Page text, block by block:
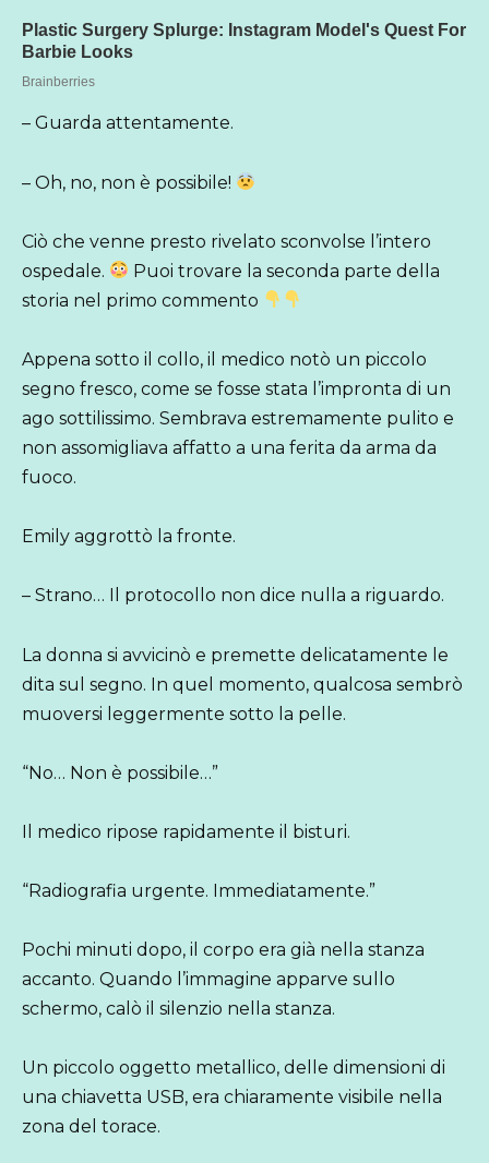
– Guarda attentamente.
– Oh, no, non è possibile!
Ciò che venne presto rivelato sconvolse l’intero
ospedale.
Puoi trovare la seconda parte della
storia nel primo commento
Appena sotto il collo, il medico notò un piccolo
segno fresco, come se fosse stata l’impronta di un
ago sottilissimo. Sembrava estremamente pulito e
non assomigliava affatto a una ferita da arma da
fuoco.
Emily aggrottò la fronte.
– Strano… Il protocollo non dice nulla a riguardo.
La donna si avvicinò e premette delicatamente le
dita sul segno. In quel momento, qualcosa sembrò
muoversi leggermente sotto la pelle.
“No… Non è possibile…”
Il medico ripose rapidamente il bisturi.
“Radiografia urgente. Immediatamente.”
Pochi minuti dopo, il corpo era già nella stanza
accanto. Quando l’immagine apparve sullo
schermo, calò il silenzio nella stanza.
Un piccolo oggetto metallico, delle dimensioni di
una chiavetta USB, era chiaramente visibile nella
zona del torace.